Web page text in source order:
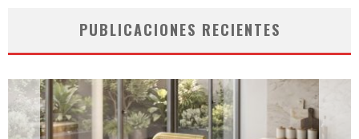
PUBLICACIONES RECIENTES